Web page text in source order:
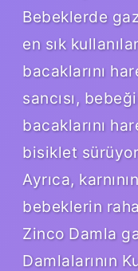
Bebeklerde
en sık
bacaklarını
sancısı,
bacaklarını
bisiklet
Ayrıca,
bebeklerin
Zinco Damla
Damlalarının